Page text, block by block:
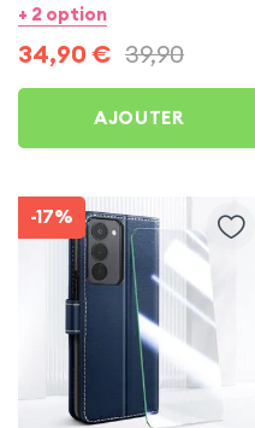
Transparente +
Écouteurs sans fil
+ 2 option
34,90 € 39,90
AJOUTER
-17%